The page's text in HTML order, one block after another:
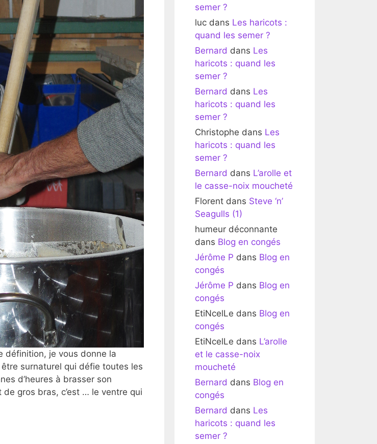
définition, je vous donne la
être surnaturel qui défie toutes les
d’heures à brasser son
de gros bras, c’est … le ventre qui
semer ?
luc dans Les haricots :
quand les semer ?
Bernard dans Les
haricots : quand les
semer ?
Bernard dans Les
haricots : quand les
semer ?
Christophe dans Les
haricots : quand les
semer ?
Bernard dans L’arolle et
le casse-noix moucheté
Florent dans Steve ‘n’
Seagulls (1)
humeur déconnante
dans Blog en congés
Jérôme P dans Blog en
congés
Jérôme P dans Blog en
congés
EtiNcelLe dans Blog en
congés
EtiNcelLe dans L’arolle
et le casse-noix
moucheté
Bernard dans Blog en
congés
Bernard dans Les
haricots : quand les
semer ?